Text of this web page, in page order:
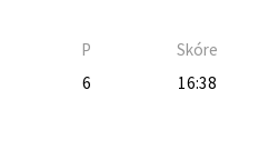
P Skóre
6 16:38